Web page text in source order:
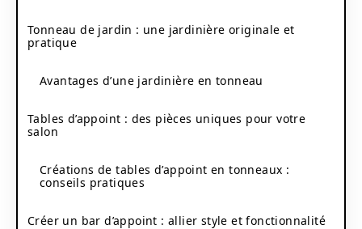
Tonneau de jardin : une jardinière originale et
pratique
Avantages d’une jardinière en tonneau
Tables d’appoint : des pièces uniques pour votre
salon
Créations de tables d’appoint en tonneaux :
conseils pratiques
Créer un bar d’appoint : allier style et fonctionnalité